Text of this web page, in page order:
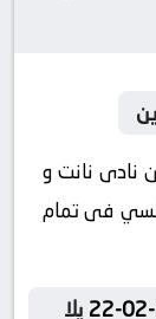
02-22 كلا من نادى نانت و
فى تمام
يلا